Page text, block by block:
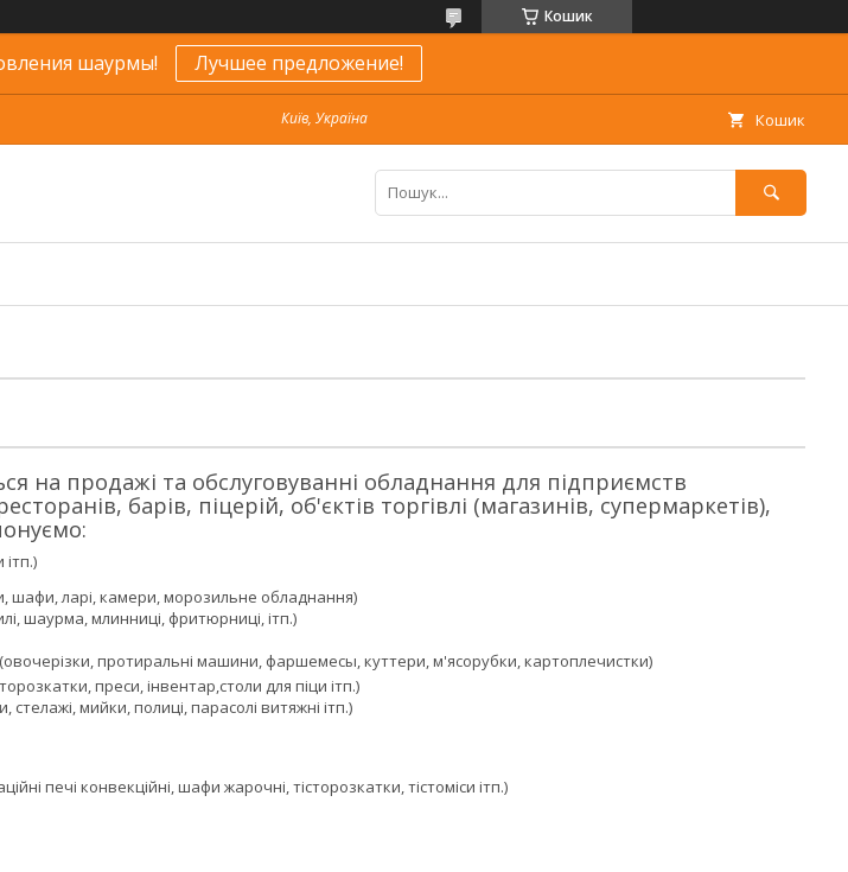
Кошик
шаурмы! Лучшее предложение!
Київ, Україна Кошик
на продажі та обслуговуванні обладнання для підприємств
барів, піцерій, об'єктів торгівлі (магазинів, супермаркетів),
шафи, ларі, камери, морозильне обладнання)
шаурма, млинниці, фритюрниці, ітп.)
(овочерізки, протиральні машини, фаршемесы, куттери, м'ясорубки, картоплечистки)
преси, інвентар,столи для піци ітп.)
стелажі, мийки, полиці, парасолі витяжні ітп.)
печі конвекційні, шафи жарочні, тісторозкатки, тістоміси ітп.)